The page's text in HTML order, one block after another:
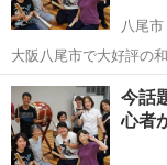
八尾市
大阪八尾市で大好評の
も、充実のレッスンを
どん上達したい方には
がら、確実にステップ
大阪 八尾市 和
今話
心者